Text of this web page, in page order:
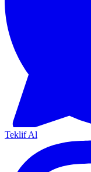
Teklif Al